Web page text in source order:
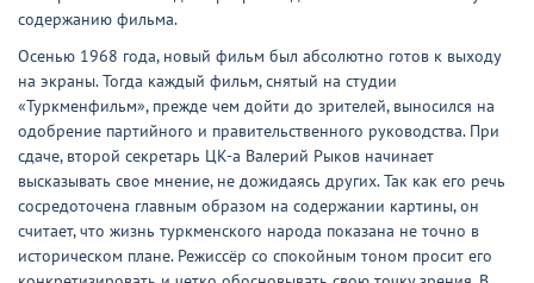
содержанию фильма.
Осенью 1968 года, новый фильм был абсолютно готов к выходу
на экраны. Тогда каждый фильм, снятый на студии
«Туркменфильм», прежде чем дойти до зрителей, выносился на
одобрение партийного и правительственного руководства. При
сдаче, второй секретарь ЦК-а Валерий Рыков начинает
высказывать свое мнение, не дожидаясь других. Так как его речь
сосредоточена главным образом на содержании картины, он
считает, что жизнь туркменского народа показана не точно в
историческом плане. Режиссёр со спокойным тоном просит его